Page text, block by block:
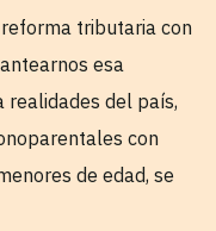
tributaria con
esa
del país,
con
de edad, se